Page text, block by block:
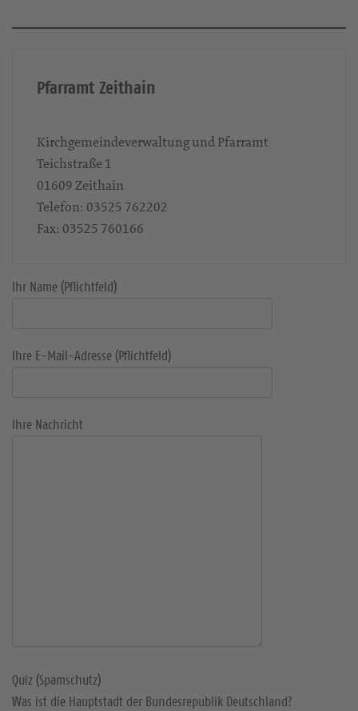
Pfarramt Zeithain
Kirchgemeindeverwaltung und Pfarramt
Teichstraße 1
01609Zeithain
Telefon: 03525 762202
Fax: 03525 760166
Ihr Name (Pflichtfeld)
Ihre E-Mail-Adresse (Pflichtfeld)
Ihre Nachricht
Quiz (Spamschutz)
Was ist die Hauptstadt der Bundesrepublik Deutschland?